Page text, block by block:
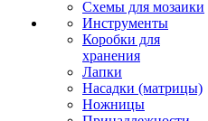
Схемы для мозаики
Инструменты
Коробки для
хранения
Лапки
Насадки (матрицы)
Ножницы